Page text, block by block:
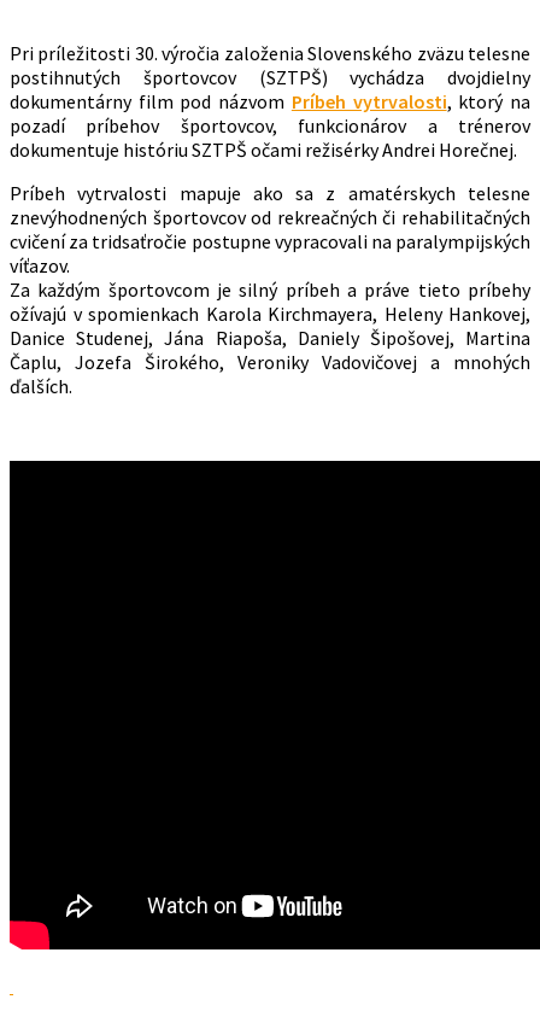
Pri príležitosti 30. výročia založenia Slovenského zväzu telesne
postihnutých športovcov (SZTPŠ) vychádza dvojdielny
dokumentárny film pod názvom Príbeh vytrvalosti, ktorý na
pozadí príbehov športovcov, funkcionárov a trénerov
dokumentuje históriu SZTPŠ očami režisérky Andrei Horečnej.
Príbeh vytrvalosti mapuje ako sa z amatérskych telesne
znevýhodnených športovcov od rekreačných či rehabilitačných
cvičení za tridsaťročie postupne vypracovali na paralympijských
víťazov.
Za každým športovcom je silný príbeh a práve tieto príbehy
ožívajú v spomienkach Karola Kirchmayera, Heleny Hankovej,
Danice Studenej, Jána Riapoša, Daniely Šipošovej, Martina
Čaplu, Jozefa Širokého, Veroniky Vadovičovej a mnohých
ďalších.